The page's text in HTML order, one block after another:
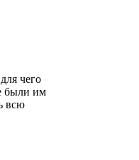
чего
были им
всю